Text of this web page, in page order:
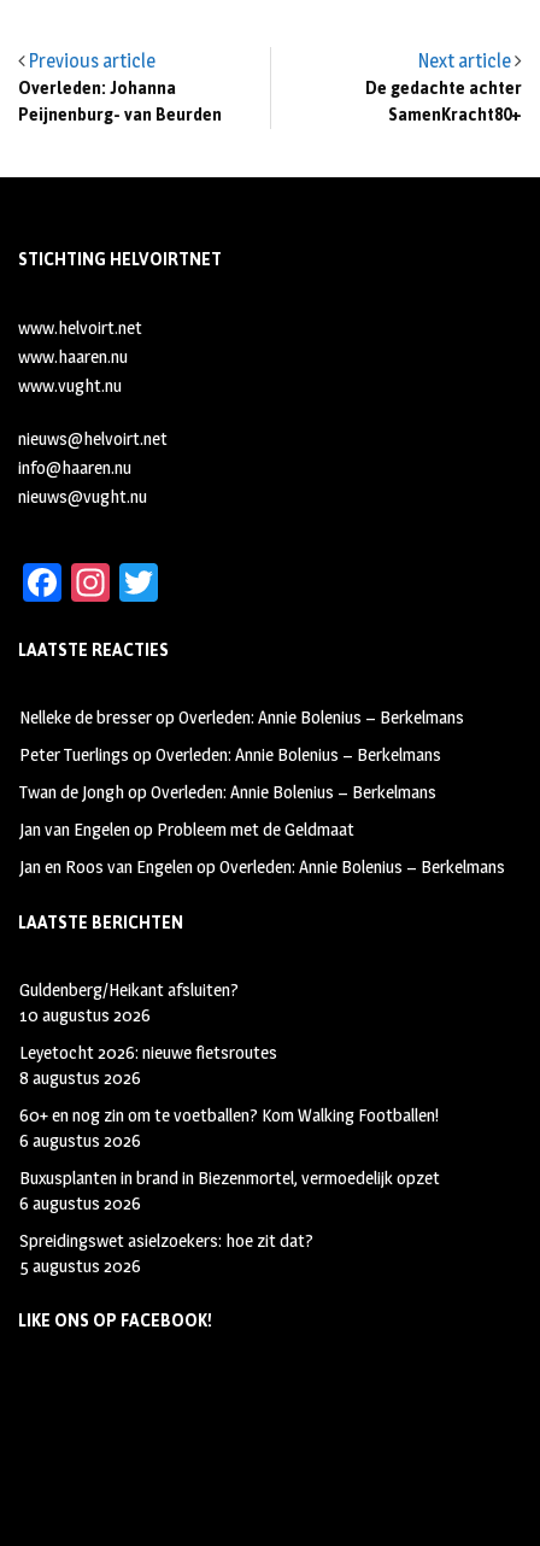
Previous article
Overleden: Johanna
Peijnenburg- van Beurden
Next article
De gedachte achter
SamenKracht80+
STICHTING HELVOIRTNET
www.helvoirt.net
www.haaren.nu
www.vught.nu
nieuws@helvoirt.net
info@haaren.nu
nieuws@vught.nu
Fa
b
oo
k
In
ag
m
tt
LAATSTE REACTIES
Nelleke de bresseropOverleden: Annie Bolenius – Berkelmans
Peter Tuerlings opOverleden: Annie Bolenius – Berkelmans
Twan de JonghopOverleden: Annie Bolenius – Berkelmans
Jan van Engelenop Probleem met de Geldmaat
Jan en Roos van EngelenopOverleden: Annie Bolenius – Berkelmans
LAATSTE BERICHTEN
Guldenberg/Heikant afsluiten?
10 augustus 2026
Leyetocht 2026: nieuwe fietsroutes
8 augustus 2026
60+ en nog zin om te voetballen? Kom Walking Footballen!
6 augustus 2026
Buxusplanten in brand in Biezenmortel, vermoedelijk opzet
6 augustus 2026
Spreidingswet asielzoekers: hoe zit dat?
5 augustus 2026
LIKE ONS OP FACEBOOK!